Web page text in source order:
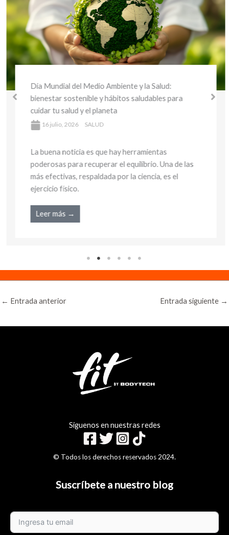
Día Mundial del Medio Ambiente y la Salud:
bienestar sostenible y hábitos saludables para
cuidar tu salud y el planeta
16 julio, 2026 SALUD
La buena noticia es que hay herramientas
poderosas para recuperar el equilibrio. Una de las
más efectivas, respaldada por la ciencia, es el
ejercicio físico.
Leer más →
← Entrada anterior Entrada siguiente →
Siguenos en nuestras redes
© Todos los derechos reservados 2024.
Suscríbete a nuestro blog